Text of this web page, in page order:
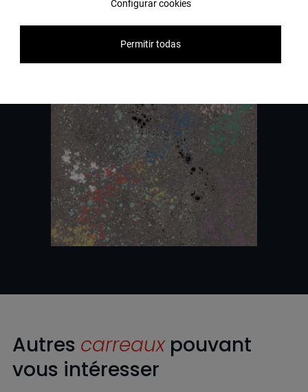
Autres carreauxpouvant
vous intéresser
Configurar cookies
Permitir todas